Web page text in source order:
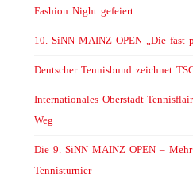
Fashion Night gefeiert
10. SiNN MAINZ OPEN „Die fast
Deutscher Tennisbund zeichnet
Internationales Oberstadt-
Weg
Die 9. SiNN MAINZ OPEN –
Tennisturnier